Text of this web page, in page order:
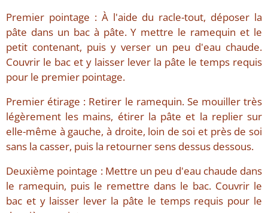
Premier pointage : À l'aide du racle-tout, déposer la
pâte dans un bac à pâte. Y mettre le ramequin et le
petit contenant, puis y verser un peu d'eau chaude.
Couvrir le bac et y laisser lever la pâte le temps requis
pour le premier pointage.
Premier étirage : Retirer le ramequin. Se mouiller très
légèrement les mains, étirer la pâte et la replier sur
elle-même à gauche, à droite, loin de soi et près de soi
sans la casser, puis la retourner sens dessus dessous.
Deuxième pointage : Mettre un peu d'eau chaude dans
le ramequin, puis le remettre dans le bac. Couvrir le
bac et y laisser lever la pâte le temps requis pour le